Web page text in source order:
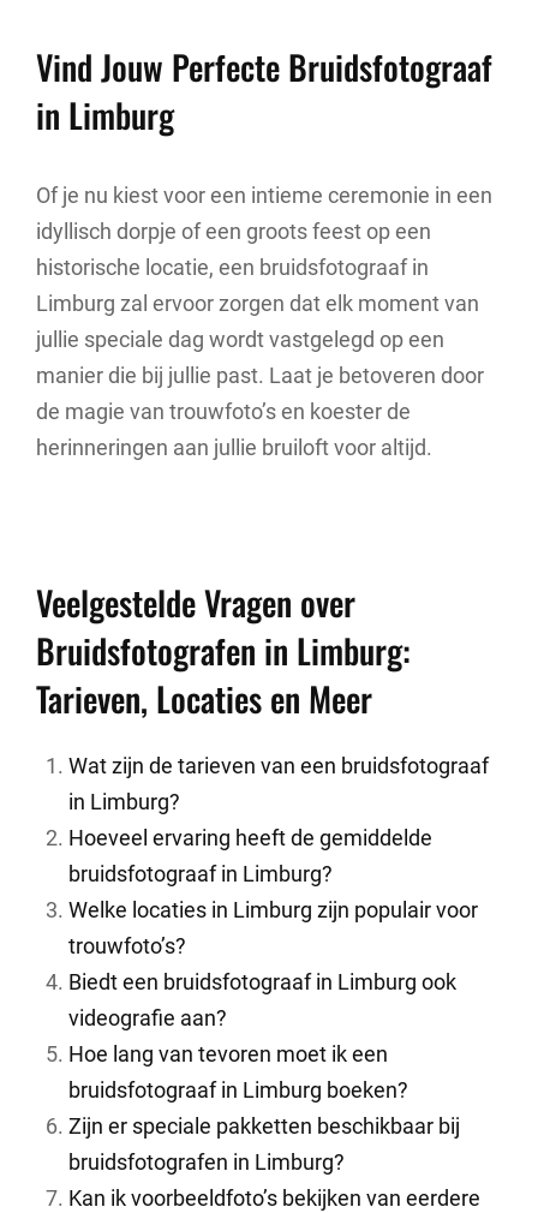
Vind Jouw Perfecte Bruidsfotograaf
in Limburg
Of je nu kiest voor een intieme ceremonie in een
idyllisch dorpje of een groots feest op een
historische locatie, een bruidsfotograaf in
Limburg zal ervoor zorgen dat elk moment van
jullie speciale dag wordt vastgelegd op een
manier die bij jullie past. Laat je betoveren door
de magie van trouwfoto’s en koester de
herinneringen aan jullie bruiloft voor altijd.
Veelgestelde Vragen over
Bruidsfotografen in Limburg:
Tarieven, Locaties en Meer
Wat zijn de tarieven van een bruidsfotograaf
in Limburg?
Hoeveel ervaring heeft de gemiddelde
bruidsfotograaf in Limburg?
Welke locaties in Limburg zijn populair voor
trouwfoto’s?
Biedt een bruidsfotograaf in Limburg ook
videografie aan?
Hoe lang van tevoren moet ik een
bruidsfotograaf in Limburg boeken?
Zijn er speciale pakketten beschikbaar bij
bruidsfotografen in Limburg?
Kan ik voorbeeldfoto’s bekijken van eerdere